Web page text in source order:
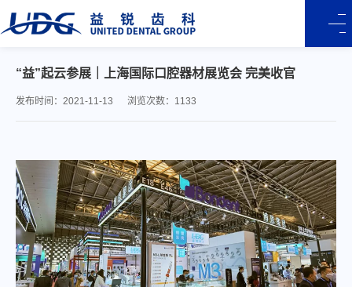
“益”起云参展｜上海国际口腔器材展览会 完美收官
发布时间：2021-11-13 浏览次数：1133